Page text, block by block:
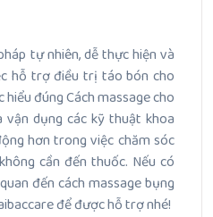
tự nhiên, dễ thực hiện và
hỗ trợ điều trị táo bón cho
đúng Cách massage cho
dụng các kỹ thuật khoa
hơn trong việc chăm sóc
cần đến thuốc. Nếu có
đến cách massage bụng
để được hỗ trợ nhé!